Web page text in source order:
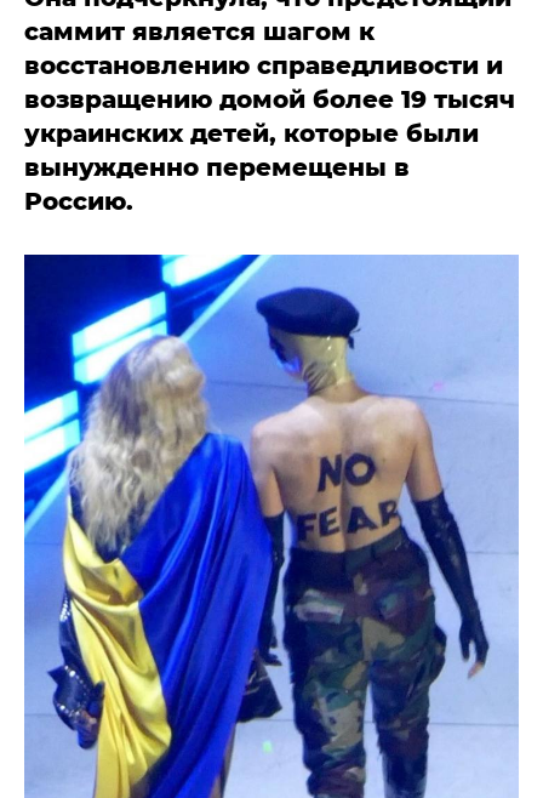
саммит является шагом к
восстановлению справедливости и
возвращению домой более 19 тысяч
украинских детей, которые были
вынужденно перемещены в
Россию.